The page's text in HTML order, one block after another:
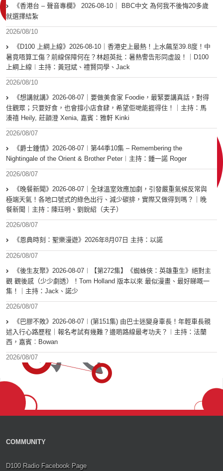
《香港台 – 聲音專欄》 2026-08-10｜ BBC中文 為何我不後悔20多歲
就選擇結紮
2026/08/10
《D100 上綱上線》2026-08-10｜香港史上最熱！上水飆至39.8度！中
暑竟唔算工傷？前線保障何在？林超英批：暑熱警告形同虛設！｜D100
上綱上線︱主持：黃冠斌、禮賢同學、Jack
2026/08/10
《想講就講》2026-08-07｜要做美食家 Foodie，最緊要講真話，對得
住觀眾；只要好食，也會撐小店食肆，希望佢哋能捱得住！｜主持：馬
溱禧 Heily, 莊韻澄 Xenia, 嘉賓：雅軒 Kinki
2026/08/07
《爵士鍾情》2026-08-07︱第44季10集 – Remembering the
Nightingale of the Orient & Brother Peter︱主持：鍾一諾 Roger
2026/08/07
《晚餐新聞》2026-08-07｜全球溫室效應加劇，引發嚴重氣候反常與
極端天氣！各地口號式的綠色出行、減少碳排，實際又做得到嗎？｜晚
餐新聞｜主持：陳珏明、劉銳紹（夫子）
2026/08/07
《恩典時刻：聖樂漫遊》2026年8月07日 主持：以諾
2026/08/07
《後生友聚》2026-08-07︱【第272集】《蜘蛛俠：英雄重生》絕對主
觀 觀後感（少少劇透）！Tom Holland 版本以來 最似漫畫、最好睇嘅一
集！｜主持：Jack、諾少
2026/08/07
《巴膠不敗》2026-08-07︱(第151集) 由巴士迷變身車長！年輕車長親
述入行心路歷程｜報名考試有幾難？邊啲路線最考功夫？︱主持：法蘭
西，嘉賓︰Bowan
2026/08/07
COMMUNITY
D100 Radio Facebook Page